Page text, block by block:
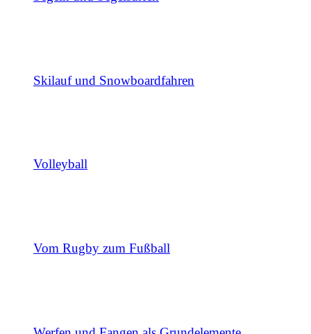
Skilauf und Snowboardfahren
Volleyball
Vom Rugby zum Fußball